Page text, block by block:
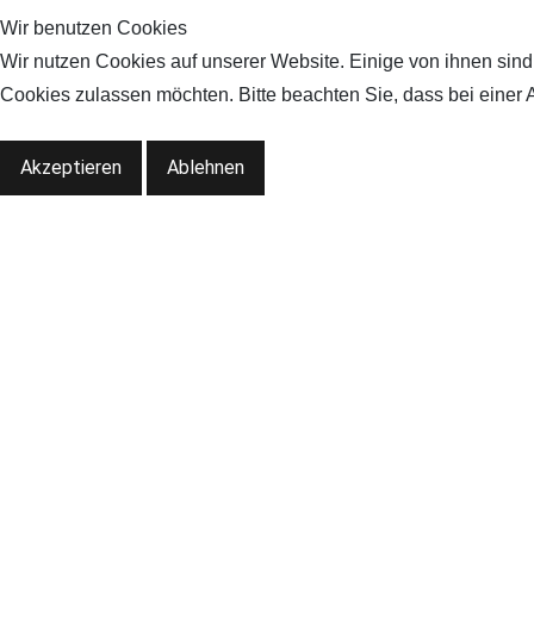
Wir benutzen Cookies
Wir nutzen Cookies auf unserer Website. Einige von ihnen
Cookies zulassen möchten. Bitte beachten Sie, dass bei
Akzeptieren Ablehnen